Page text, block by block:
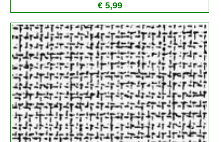
€ 5,99